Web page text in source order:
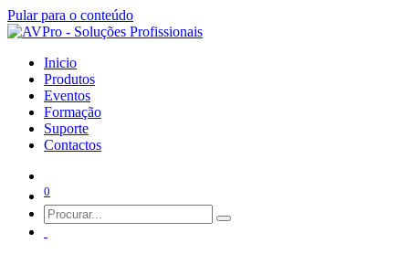
Pular para o conteúdo
Inicio
Produtos
Eventos
Formação
Suporte
Contactos
0